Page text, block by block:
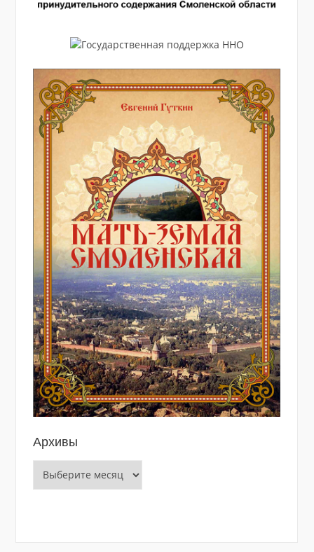
Архивы
Архивы